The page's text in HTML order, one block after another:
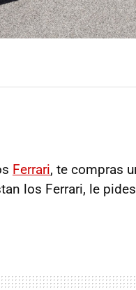
Ferrari, te compras
los Ferrari, le